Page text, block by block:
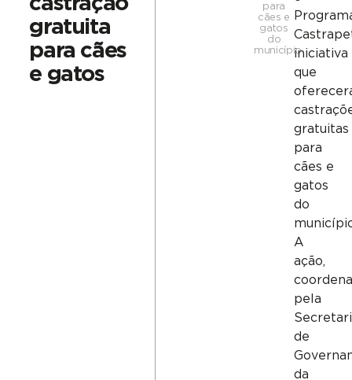
gratuita
para cães
e gatos
para
cães e
gatos
do
municípioiniciativa
que
gratuitas
para
cães e
gatos
do
A
ação,
pela
de
da